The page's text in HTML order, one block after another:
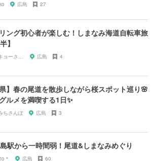
広島 27
ング初心者が楽しむ！しまなみ海道自転車旅
】
トーキョーさんぽ 広島 4
県】春の尾道を散歩しながら桜スポット巡り🌸
ルメを満喫する1日✨
ちさんぽ 広島 3
島駅から一時間弱！尾道&しまなみめぐり
＊ 広島 60